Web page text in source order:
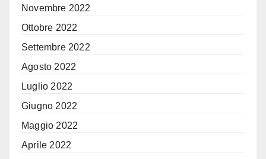
Novembre 2022
Ottobre 2022
Settembre 2022
Agosto 2022
Luglio 2022
Giugno 2022
Maggio 2022
Aprile 2022